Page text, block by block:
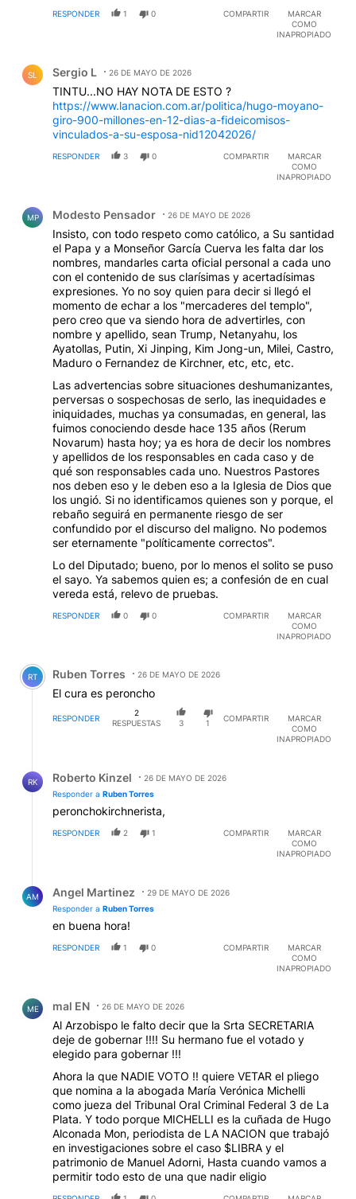
RESPONDER 1 0 COMPARTIR
MARCAR
COMO
INAPROPIADO
SL Sergio L 26 DE MAYO DE 2026
TINTU...NO HAY NOTA DE ESTO ?
https://www.lanacion.com.ar/politica/hugo-moyano-
giro-900-millones-en-12-dias-a-fideicomisos-
vinculados-a-su-esposa-nid12042026/
RESPONDER 3 0 COMPARTIR
MARCAR
COMO
INAPROPIADO
MP Modesto Pensador 26 DE MAYO DE 2026
Insisto, con todo respeto como católico, a Su santidad
el Papa y a Monseñor García Cuerva les falta dar los
nombres, mandarles carta oficial personal a cada uno
con el contenido de sus clarísimas y acertadísimas
expresiones. Yo no soy quien para decir si llegó el
momento de echar a los "mercaderes del templo",
pero creo que va siendo hora de advertirles, con
nombre y apellido, sean Trump, Netanyahu, los
Ayatollas, Putin, Xi Jinping, Kim Jong-un, Milei, Castro,
Maduro o Fernandez de Kirchner, etc, etc, etc.
Las advertencias sobre situaciones deshumanizantes,
perversas o sospechosas de serlo, las inequidades e
iniquidades, muchas ya consumadas, en general, las
fuimos conociendo desde hace 135 años (Rerum
Novarum) hasta hoy; ya es hora de decir los nombres
y apellidos de los responsables en cada caso y de
qué son responsables cada uno. Nuestros Pastores
nos deben eso y le deben eso a la Iglesia de Dios que
los ungió. Si no identificamos quienes son y porque, el
rebaño seguirá en permanente riesgo de ser
confundido por el discurso del maligno. No podemos
ser eternamente "políticamente correctos".
Lo del Diputado; bueno, por lo menos el solito se puso
el sayo. Ya sabemos quien es; a confesión de en cual
vereda está, relevo de pruebas.
RESPONDER 0 0 COMPARTIR
MARCAR
COMO
INAPROPIADO
Comentario de Ruben Torres.
RT Ruben Torres 26 DE MAYO DE 2026
El cura es peroncho
RESPONDER
2
RESPUESTAS
3 1
COMPARTIR
MARCAR
COMO
INAPROPIADO
RK Roberto Kinzel
26 DE MAYO DE 2026
Responder a Ruben Torres
peronchokirchnerista,
RESPONDER 2 1 COMPARTIR
MARCAR
COMO
INAPROPIADO
AM Angel Martinez
29 DE MAYO DE 2026
Responder a Ruben Torres
en buena hora!
RESPONDER 1 0 COMPARTIR
MARCAR
COMO
INAPROPIADO
ME mal EN 26 DE MAYO DE 2026
Al Arzobispo le falto decir que la Srta SECRETARIA
deje de gobernar !!!! Su hermano fue el votado y
elegido para gobernar !!!
Ahora la que NADIE VOTO !! quiere VETAR el pliego
que nomina a la abogada María Verónica Michelli
como jueza del Tribunal Oral Criminal Federal 3 de La
Plata. Y todo porque MICHELLI es la cuñada de Hugo
Alconada Mon, periodista de LA NACION que trabajó
en investigaciones sobre el caso $LIBRA y el
patrimonio de Manuel Adorni, Hasta cuando vamos a
permitir todo esto de una que nadir eligio